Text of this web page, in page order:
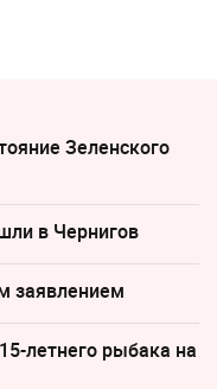
Зеленского
в Чернигов
заявлением
летнего рыбака на